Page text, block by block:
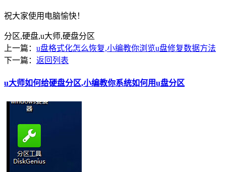
祝大家使用电脑愉快！
分区,硬盘,u大师,硬盘分区
上一篇： u盘格式化怎么恢复,小编教你浏览u盘修复数据方法
下一篇： 返回列表
u大师如何给硬盘分区,小编教你系统如何用u盘分区